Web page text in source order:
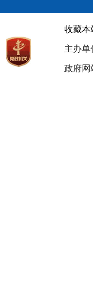
收藏本
主办
政府网